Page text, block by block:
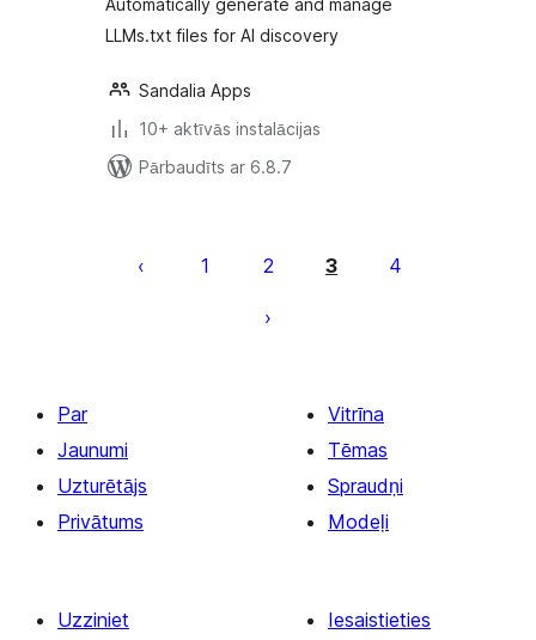
Automatically generate and manage
LLMs.txt files for AI discovery
Sandalia Apps
10+ aktīvās instalācijas
Pārbaudīts ar 6.8.7
numerācija
1 2 3 4
Par
Jaunumi
Uzturētājs
Privātums
Vitrīna
Tēmas
Spraudņi
Modeļi
Uzziniet
Iesaistieties